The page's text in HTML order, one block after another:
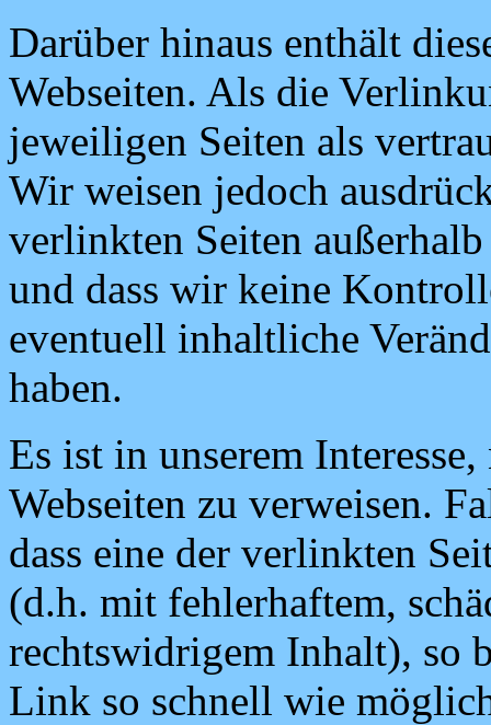
Darüber hinaus enthält
Webseiten. Als die
jeweiligen Seiten als
Wir weisen jedoch
verlinkten Seiten
und dass wir keine
eventuell inhaltliche
haben.
Es ist in unserem
Webseiten zu verweisen.
dass eine der verlinkten
(d.h. mit fehlerhaftem,
rechtswidrigem Inhalt), so
Link so schnell wie